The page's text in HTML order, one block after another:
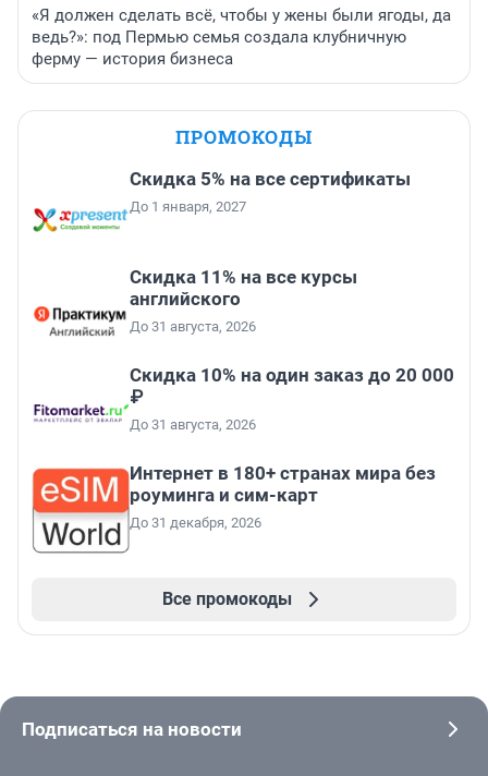
«Я должен сделать всё, чтобы у жены были ягоды, да
ведь?»: под Пермью семья создала клубничную
ферму — история бизнеса
ПРОМОКОДЫ
Скидка 5% на все сертификаты
До 1 января, 2027
Скидка 11% на все курсы
английского
До 31 августа, 2026
Скидка 10% на один заказ до 20 000
₽
До 31 августа, 2026
Интернет в 180+ странах мира без
роуминга и сим-карт
До 31 декабря, 2026
Все промокоды
Подписаться на новости